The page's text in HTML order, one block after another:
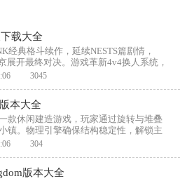
载大全
经典格斗续作，延续NESTS篇剧情，
展开最终对决。游戏革新4v4换人系统，
或发动合体技。新增原创角色如福克茜
3045
本大全
款休闲建造游戏，玩家通过旋转与堆叠
镇。物理引擎确保结构稳定性，解锁主
来大厦。轻松操作与创意模式，满足建
304
版本大全